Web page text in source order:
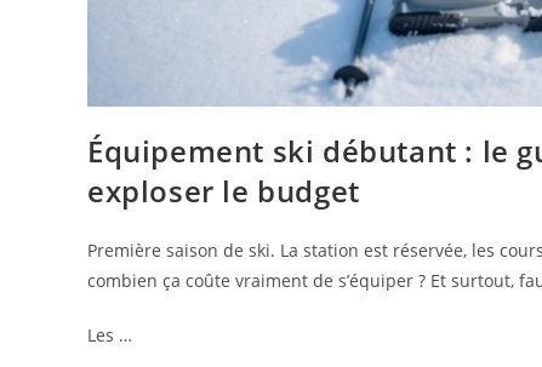
Équipement ski débutant : le
exploser le budget
Première saison de ski. La station est réservée, les
combien ça coûte vraiment de s’équiper ? Et surtout,
Les …